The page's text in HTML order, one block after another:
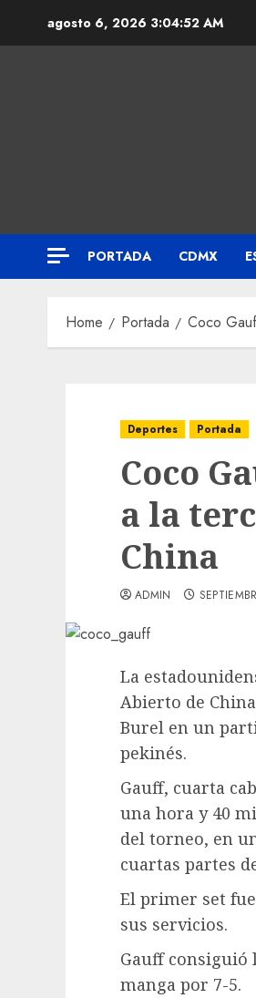
agosto 6, 2026 3:04:53 AM
PORTADA CDMX
Home Portada Coco
Deportes Portada
Coco
a la
China
ADMIN
La
Abierto de
Burel en un
pekinés.
Gauff, cuarta
una hora y 40
del torneo, en
cuartas partes
El primer set
sus servicios.
Gauff consiguió
manga por 7-5.